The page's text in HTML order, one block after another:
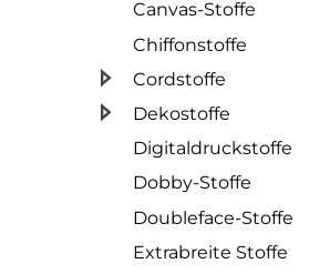
Canvas-Stoffe
Chiffonstoffe
Cordstoffe
Dekostoffe
Digitaldruckstoffe
Dobby-Stoffe
Doubleface-Stoffe
Extrabreite Stoffe